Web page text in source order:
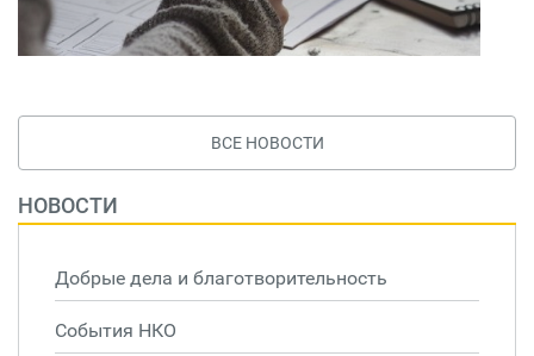
ВСЕ НОВОСТИ
НОВОСТИ
Добрые дела и благотворительность
События НКО